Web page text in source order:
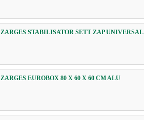
ZARGES STABILISATOR SETT ZAP UNIVERSAL
ZARGES EUROBOX 80 X 60 X 60 CM ALU